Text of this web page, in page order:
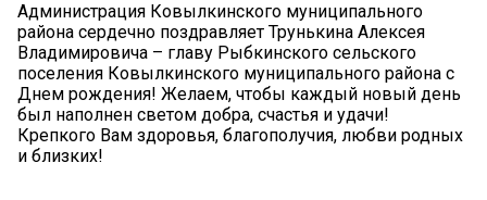
Администрация Ковылкинского муниципального
района сердечно поздравляет Трунькина Алексея
Владимировича – главу Рыбкинского сельского
поселения Ковылкинского муниципального района с
Днем рождения! Желаем, чтобы каждый новый день
был наполнен светом добра, счастья и удачи!
Крепкого Вам здоровья, благополучия, любви родных
и близких!